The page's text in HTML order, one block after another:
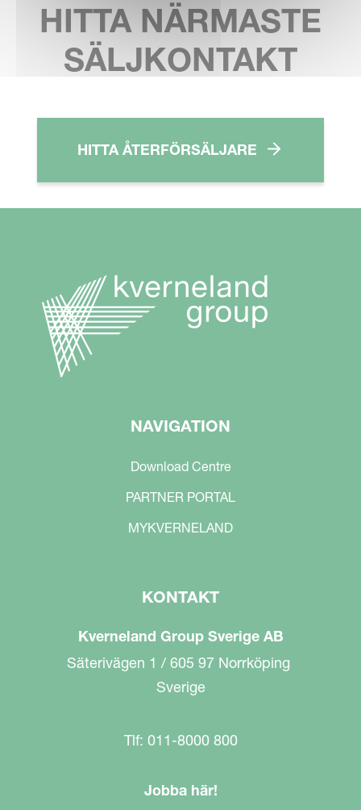
HITTA NÄRMASTE
SÄLJKONTAKT
HITTA ÅTERFÖRSÄLJARE
NAVIGATION
Download Centre
PARTNER PORTAL
MYKVERNELAND
KONTAKT
Kverneland Group Sverige AB
Säterivägen 1 / 605 97 Norrköping
Sverige
Tlf: 011-8000 800
Jobba här!